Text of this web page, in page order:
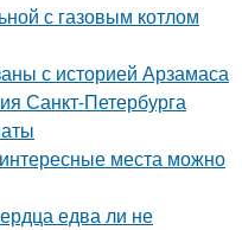
с газовым котлом
с историей Арзамаса
Санкт-Петербурга
места можно
едва ли не